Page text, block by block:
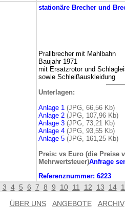
stationäre Brecher und
Prallbrecher mit Mahlbahn
Baujahr 1971
mit Ersatzrotor und
sowie Schleißauskleidung
Unterlagen:
Anlage 1 (JPG, 66,56 Kb)
Anlage 2 (JPG, 107,96 Kb)
Anlage 3 (JPG, 73,21 Kb)
Anlage 4 (JPG, 93,55 Kb)
Anlage 5 (JPG, 161,25 Kb)
Preis: vs Euro (die Preise
Mehrwertsteuer)Anfrage
Referenznummer: 6223
3 4 5 6 7 8 9 10 11 12 13 14
ÜBER UNS
ANGEBOTE ARCHIV